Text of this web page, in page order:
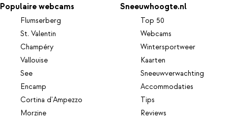
Populaire webcams
Flumserberg
St. Valentin
Champéry
Vallouise
See
Encamp
Cortina d'Ampezzo
Morzine
Sneeuwhoogte.nl
Top 50
Webcams
Wintersportweer
Kaarten
Sneeuwverwachting
Accommodaties
Tips
Reviews